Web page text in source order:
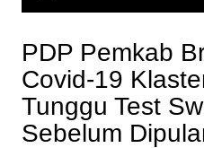
PDP Pemkab
Covid-19
Tunggu Test
Sebelum